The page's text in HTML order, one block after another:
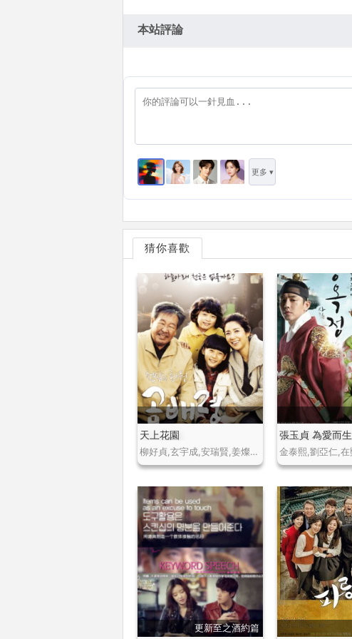
本站評論
更多 ▾
猜你喜歡
天上花園
柳好貞,玄宇成,安瑞賢,姜燦熙,金賽綸,金浩鎮,李珠實,金明國,申基俊
張玉貞 為愛而生
更新至之酒約篇